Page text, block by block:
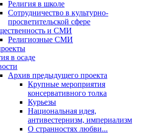
Религия в школе
Сотрудничество в культурно-
просветительской сфере
и СМИ
Религиозные СМИ
в осаде
Архив предыдущего проекта
Крупные мероприятия
консервативного толка
Курьезы
Национальная идея,
антивестернизм, империализм
О странностях любви...